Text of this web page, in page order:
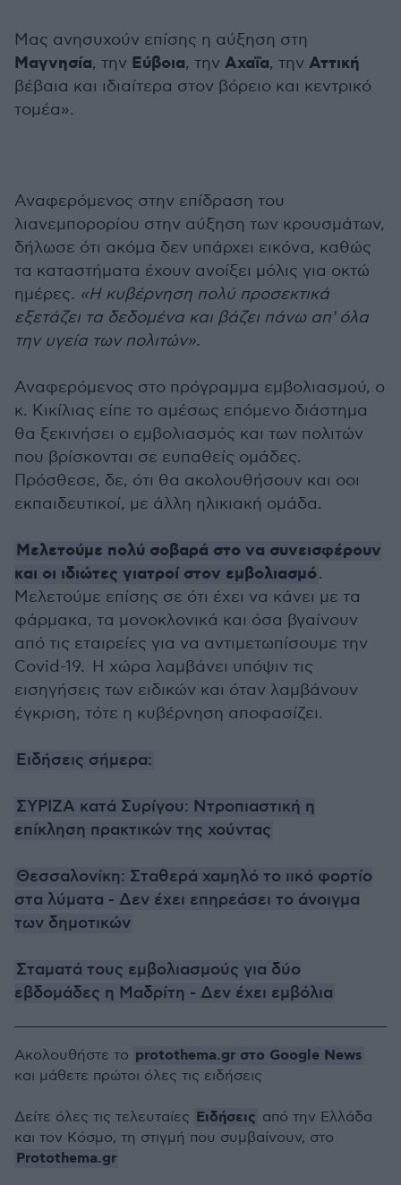
Μας ανησυχούν επίσης η αύξηση στη
Μαγνησία, την Εύβοια, την Αχαΐα, την Αττική
βέβαια και ιδιαίτερα στον βόρειο και κεντρικό
τομέα».
Αναφερόμενος στην επίδραση του
λιανεμπορορίου στην αύξηση των κρουσμάτων,
δήλωσε ότι ακόμα δεν υπάρχει εικόνα, καθώς
τα καταστήματα έχουν ανοίξει μόλις για οκτώ
ημέρες. «Η κυβέρνηση πολύ προσεκτικά
εξετάζει τα δεδομένα και βάζει πάνω απ' όλα
την υγεία των πολιτών».
Αναφερόμενος στο πρόγραμμα εμβολιασμού, ο
κ. Κικίλιας είπε το αμέσως επόμενο διάστημα
θα ξεκινήσει ο εμβολιασμός και των πολιτών
που βρίσκονται σε ευπαθείς ομάδες.
Πρόσθεσε, δε, ότι θα ακολουθήσουν και οοι
εκπαιδευτικοί, με άλλη ηλικιακή ομάδα.
Μελετούμε πολύ σοβαρά στο να συνεισφέρουν
και οι ιδιώτες γιατροί στον εμβολιασμό.
Μελετούμε επίσης σε ότι έχει να κάνει με τα
φάρμακα, τα μονοκλονικά και όσα βγαίνουν
από τις εταιρείες για να αντιμετωπίσουμε την
Covid-19. Η χώρα λαμβάνει υπόψιν τις
εισηγήσεις των ειδικών και όταν λαμβάνουν
έγκριση, τότε η κυβέρνηση αποφασίζει.
Ειδήσεις σήμερα:
ΣΥΡΙΖΑ κατά Συρίγου: Ντροπιαστική η
επίκληση πρακτικών της χούντας
Θεσσαλονίκη: Σταθερά χαμηλό το ιικό φορτίο
στα λύματα - Δεν έχει επηρεάσει το άνοιγμα
των δημοτικών
Σταματά τους εμβολιασμούς για δύο
εβδομάδες η Μαδρίτη - Δεν έχει εμβόλια
Ακολουθήστε το protothema.gr στο Google News
και μάθετε πρώτοι όλες τις ειδήσεις
Δείτε όλες τις τελευταίες Ειδήσεις από την Ελλάδα
και τον Κόσμο, τη στιγμή που συμβαίνουν, στο
Protothema.gr